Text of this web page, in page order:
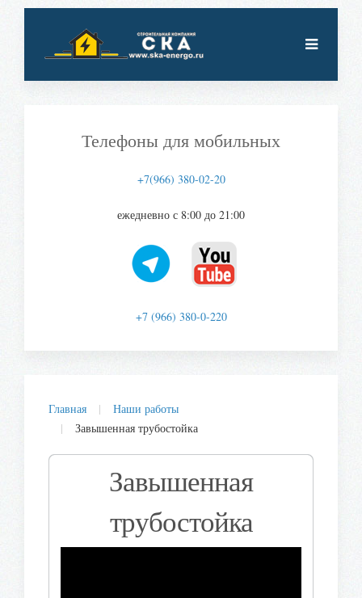
Телефоны для мобильных
+7(966) 380-02-20
ежедневно с 8:00 до 21:00
+7 (966) 380-0-220
Главная
Наши работы
Завышенная трубостойка
Завышенная
трубостойка